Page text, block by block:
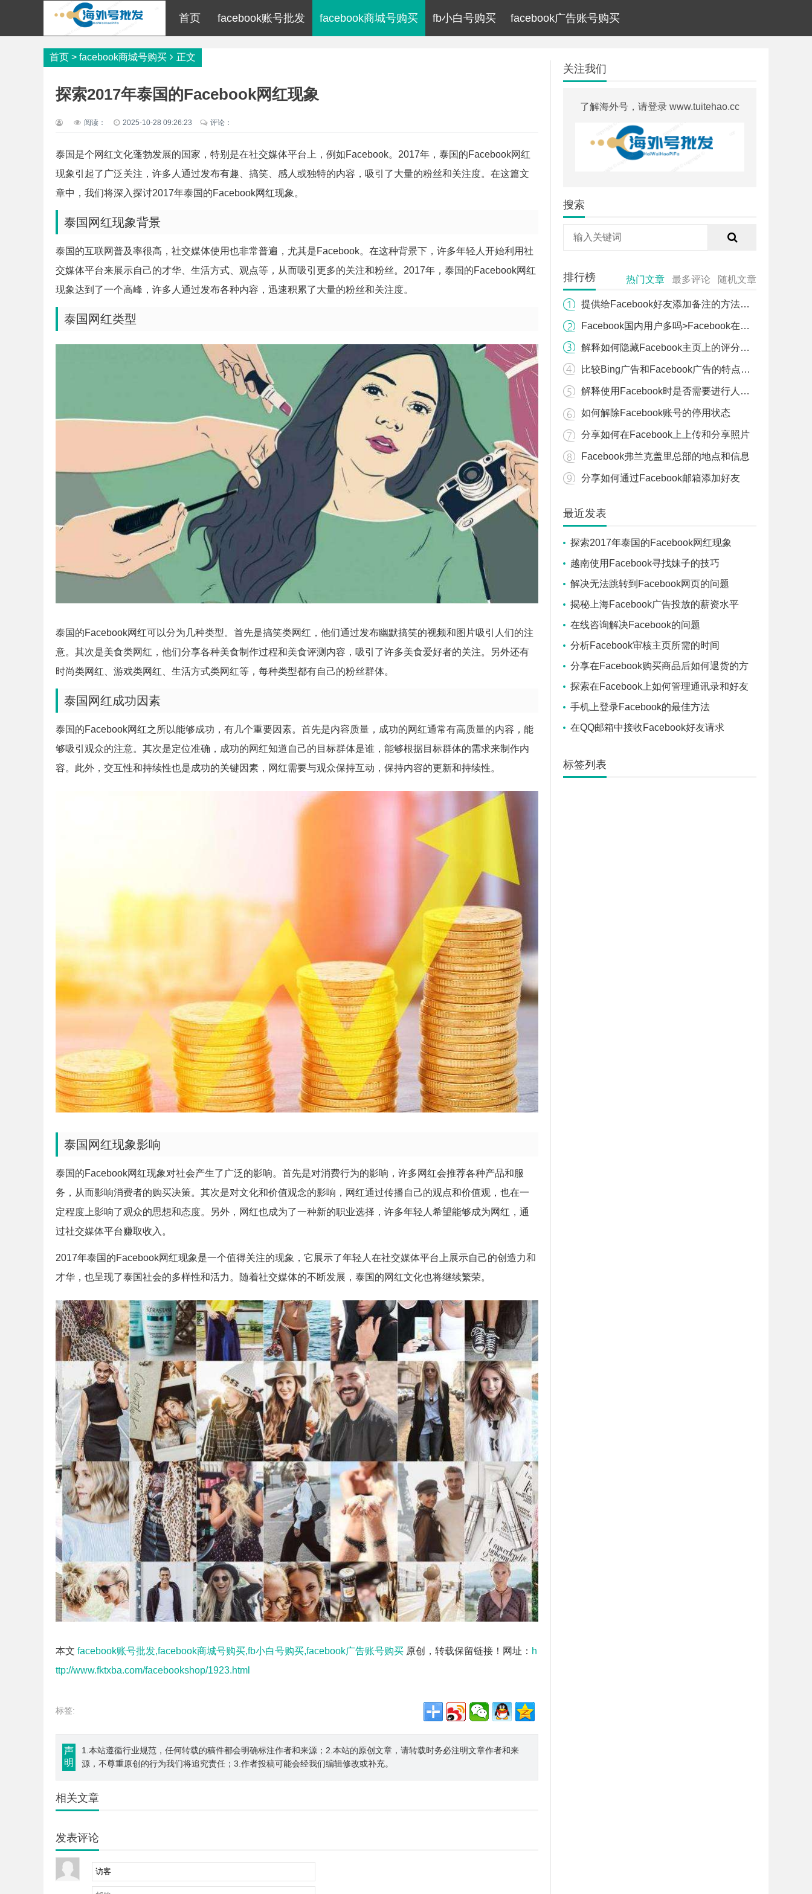
首页 facebook账号批发 facebook商城号购买 fb小白号购买 facebook广告账号购买
首页 > facebook商城号购买 正文
探索2017年泰国的Facebook网红现象
阅读： 2025-10-28 09:26:23 评论：
泰国是个网红文化蓬勃发展的国家，特别是在社交媒体平台上，例如Facebook。2017年，泰国的Facebook网红
现象引起了广泛关注，许多人通过发布有趣、搞笑、感人或独特的内容，吸引了大量的粉丝和关注度。在这篇文
章中，我们将深入探讨2017年泰国的Facebook网红现象。
泰国网红现象背景
泰国的互联网普及率很高，社交媒体使用也非常普遍，尤其是Facebook。在这种背景下，许多年轻人开始利用社
交媒体平台来展示自己的才华、生活方式、观点等，从而吸引更多的关注和粉丝。2017年，泰国的Facebook网红
现象达到了一个高峰，许多人通过发布各种内容，迅速积累了大量的粉丝和关注度。
泰国网红类型
泰国的Facebook网红可以分为几种类型。首先是搞笑类网红，他们通过发布幽默搞笑的视频和图片吸引人们的注
意。其次是美食类网红，他们分享各种美食制作过程和美食评测内容，吸引了许多美食爱好者的关注。另外还有
时尚类网红、游戏类网红、生活方式类网红等，每种类型都有自己的粉丝群体。
泰国网红成功因素
泰国的Facebook网红之所以能够成功，有几个重要因素。首先是内容质量，成功的网红通常有高质量的内容，能
够吸引观众的注意。其次是定位准确，成功的网红知道自己的目标群体是谁，能够根据目标群体的需求来制作内
容。此外，交互性和持续性也是成功的关键因素，网红需要与观众保持互动，保持内容的更新和持续性。
泰国网红现象影响
泰国的Facebook网红现象对社会产生了广泛的影响。首先是对消费行为的影响，许多网红会推荐各种产品和服
务，从而影响消费者的购买决策。其次是对文化和价值观念的影响，网红通过传播自己的观点和价值观，也在一
定程度上影响了观众的思想和态度。另外，网红也成为了一种新的职业选择，许多年轻人希望能够成为网红，通
过社交媒体平台赚取收入。
2017年泰国的Facebook网红现象是一个值得关注的现象，它展示了年轻人在社交媒体平台上展示自己的创造力和
才华，也呈现了泰国社会的多样性和活力。随着社交媒体的不断发展，泰国的网红文化也将继续繁荣。
本文 facebook账号批发,facebook商城号购买,fb小白号购买,facebook广告账号购买 原创，转载保留链接！网址： h
ttp://www.fktxba.com/facebookshop/1923.html
标签:
声
明
1.本站遵循行业规范，任何转载的稿件都会明确标注作者和来源；2.本站的原创文章，请转载时务必注明文章作者和来
源，不尊重原创的行为我们将追究责任；3.作者投稿可能会经我们编辑修改或补充。
相关文章
发表评论
关注我们
了解海外号，请登录 www.tuitehao.cc
搜索
排行榜 热门文章 最多评论 随机文章
提供给Facebook好友添加备注的方法和步骤
Facebook国内用户多吗>Facebook在国内有多少用户
解释如何隐藏Facebook主页上的评分和评论
比较Bing广告和Facebook广告的特点与优劣
解释使用Facebook时是否需要进行人脸认证
如何解除Facebook账号的停用状态
分享如何在Facebook上上传和分享照片
Facebook弗兰克盖里总部的地点和信息
分享如何通过Facebook邮箱添加好友
最近发表
探索2017年泰国的Facebook网红现象
越南使用Facebook寻找妹子的技巧
解决无法跳转到Facebook网页的问题
揭秘上海Facebook广告投放的薪资水平
在线咨询解决Facebook的问题
分析Facebook审核主页所需的时间
分享在Facebook购买商品后如何退货的方
法探索在Facebook上如何管理通讯录和好友
手机上登录Facebook的最佳方法
在QQ邮箱中接收Facebook好友请求
标签列表